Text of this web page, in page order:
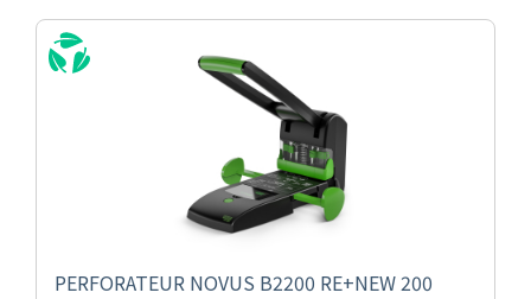
PERFORATEUR NOVUS B2200 RE+NEW 200